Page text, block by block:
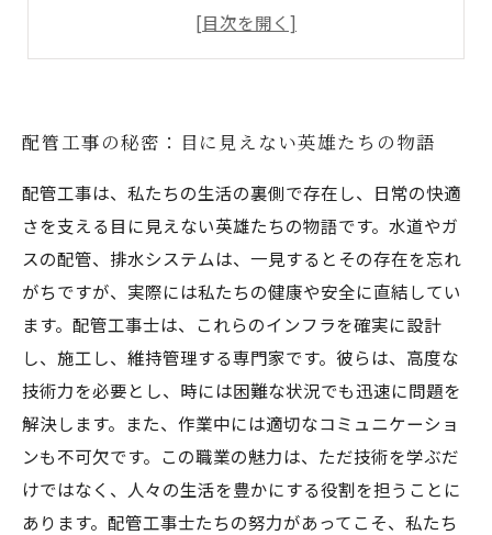
問題解決力とコミュニケーション能力の重要性
配管工事の秘密：目に見えない英雄たちの物語
配管工事は、私たちの生活の裏側で存在し、日常の快適
さを支える目に見えない英雄たちの物語です。水道やガ
スの配管、排水システムは、一見するとその存在を忘れ
がちですが、実際には私たちの健康や安全に直結してい
ます。配管工事士は、これらのインフラを確実に設計
し、施工し、維持管理する専門家です。彼らは、高度な
技術力を必要とし、時には困難な状況でも迅速に問題を
解決します。また、作業中には適切なコミュニケーショ
ンも不可欠です。この職業の魅力は、ただ技術を学ぶだ
けではなく、人々の生活を豊かにする役割を担うことに
あります。配管工事士たちの努力があってこそ、私たち